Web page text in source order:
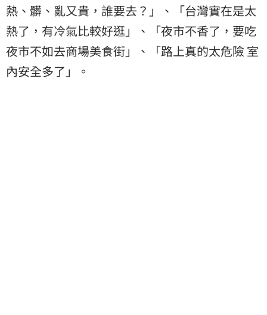
熱、髒、亂又貴，誰要去？」、「台灣實在是太
熱了，有冷氣比較好逛」、「夜市不香了，要吃
夜市不如去商場美食街」、「路上真的太危險 室
內安全多了」。